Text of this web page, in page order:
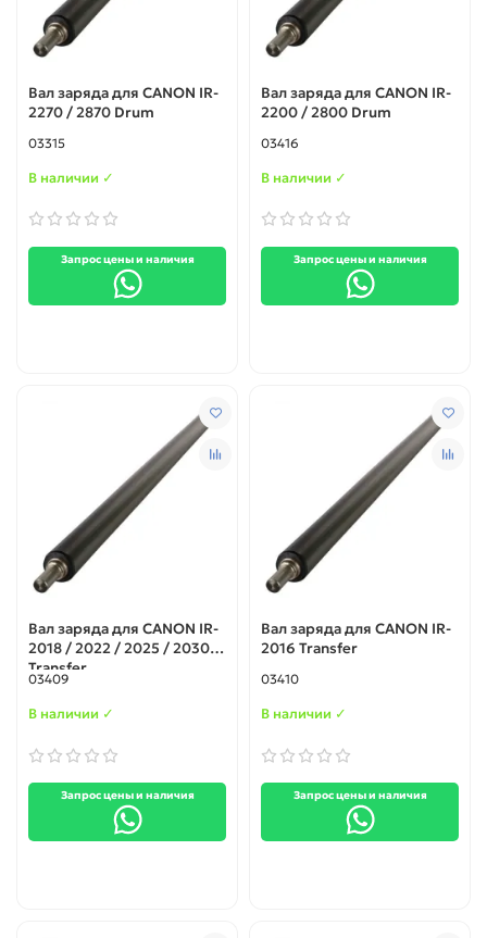
Вал заряда для CANON IR-
2270 / 2870 Drum
03315
В наличии ✓
Запрос цены и наличия
Вал заряда для CANON IR-
2200 / 2800 Drum
03416
В наличии ✓
Запрос цены и наличия
Вал заряда для CANON IR-
2018 / 2022 / 2025 / 2030
Transfer
03409
В наличии ✓
Запрос цены и наличия
Вал заряда для CANON IR-
2016 Transfer
03410
В наличии ✓
Запрос цены и наличия